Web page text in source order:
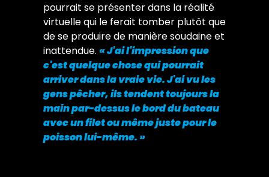
pourrait se présenter dans la réalité
virtuelle qui le ferait tomber plutôt que
de se produire de manière soudaine et
inattendue. « J'ai l'impression que
c'est quelque chose qui pourrait
arriver dans la vraie vie. J'ai vu les
gens pêcher, ils tendent toujours la
main par-dessus le bord du bateau
avec un filet ou même juste pour le
poisson lui-même. »